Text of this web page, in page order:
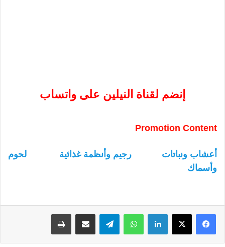
إنضم لقناة النيلين على واتساب
Promotion Content
أعشاب ونباتات رجيم وأنظمة غذائية
لحوم
وأسماك
لينكدإن واتساب